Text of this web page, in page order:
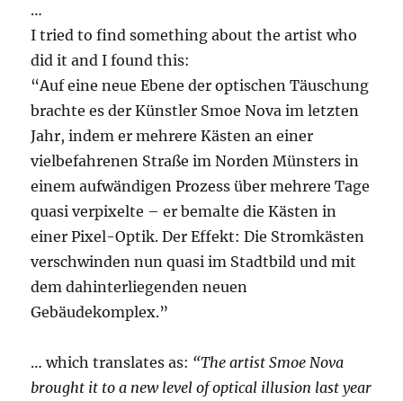
…
I tried to find something about the artist who
did it and I found this:
“Auf eine neue Ebene der optischen Täuschung
brachte es der Künstler Smoe Nova im letzten
Jahr, indem er mehrere Kästen an einer
vielbefahrenen Straße im Norden Münsters in
einem aufwändigen Prozess über mehrere Tage
quasi verpixelte – er bemalte die Kästen in
einer Pixel-Optik. Der Effekt: Die Stromkästen
verschwinden nun quasi im Stadtbild und mit
dem dahinterliegenden neuen
Gebäudekomplex.”
… which translates as: “The artist Smoe Nova
brought it to a new level of optical illusion last year